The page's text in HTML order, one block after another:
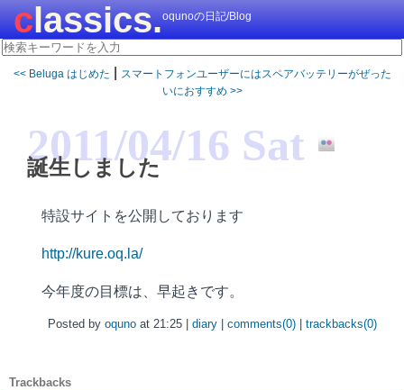
classics.oqunoの日記/Blog
<< Beluga はじめた
スマートフォンユーザーにはスペアバッテリーがぜった
いにおすすめ >>
2011/04/16 Sat
誕生しました
特設サイトを公開しております
http://kure.oq.la/
今年度の目標は、早起きです。
Posted by oquno at 21:25 | diary comments(0) trackbacks(0)
Trackbacks